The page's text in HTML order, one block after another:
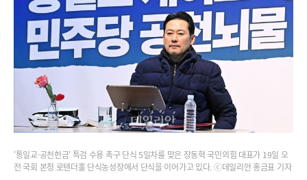
'통일교·공천헌금' 특검 수용 촉구 단식 5일차를 맞은 장동혁 국민의힘 대표가 19일 오
전 국회 본청 로텐더홀 단식농성장에서 단식을 이어가고 있다. ⓒ데일리안 홍금표 기자